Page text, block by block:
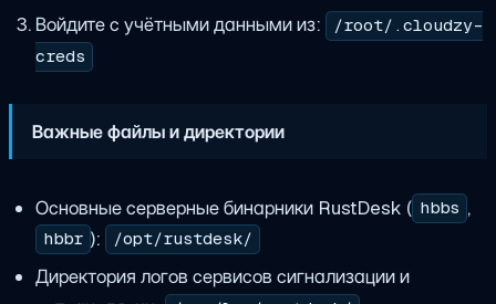
Войдите с учётными данными из:
/root/.cloudzy-
creds
Важные файлы и директории
Основные серверные бинарники RustDesk ( hbbs ,
hbbr ): /opt/rustdesk/
Директория логов сервисов сигнализации и